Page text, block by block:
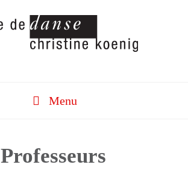
Menu
Professeurs